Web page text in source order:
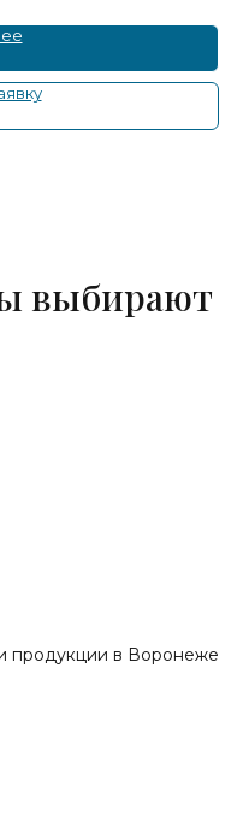
выбирают
продукции в Воронеже